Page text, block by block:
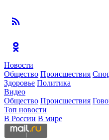
Новости
Общество Происшествия
Здоровье Политика
Видео
Общество Происшествия
Топ новости
В России В мире